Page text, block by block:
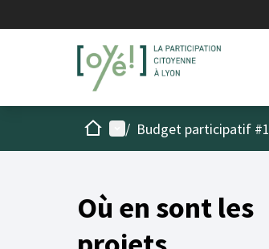
AccueilMenu principal
/ Budget participatif #1
Où en sont les